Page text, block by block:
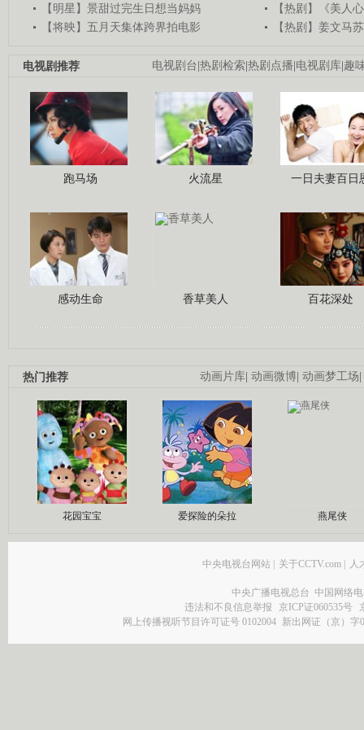
【明星】景甜过完生日想当妈妈
【热剧】《美人
【将映】五月天集体跨界拍电影
【热剧】姜文马
电视剧台|热剧检索|热剧点播|电视剧库|趣
电视剧推荐
跑马场 火流星 一日夫妻百日
感动生命 香草美人 百花深处
动画片库| 动画微博| 动画梦工场|
热门推荐
花园宝宝 爱探险的朵拉 燕尾侠
中央电视台网站 | 关于CCTV.com | 人
中央广播电视总台 中国网络
违法和不良信息举报
京ICP证060535号
网上传播视听节目许可证号 0102004 新出网证（京）